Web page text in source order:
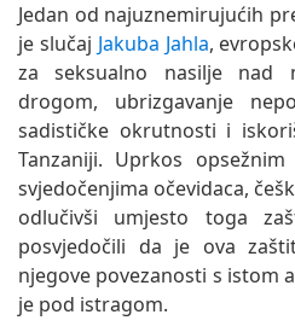
Jedan od najuznemirujućih
je slučaj Jakuba Jahla,
za seksualno nasilje nad
drogom, ubrizgavanje
sadističke okrutnosti i
Tanzaniji. Uprkos
svjedočenjima očevidaca,
odlučivši umjesto toga
posvjedočili da je ova
njegove povezanosti s istom
je pod istragom.